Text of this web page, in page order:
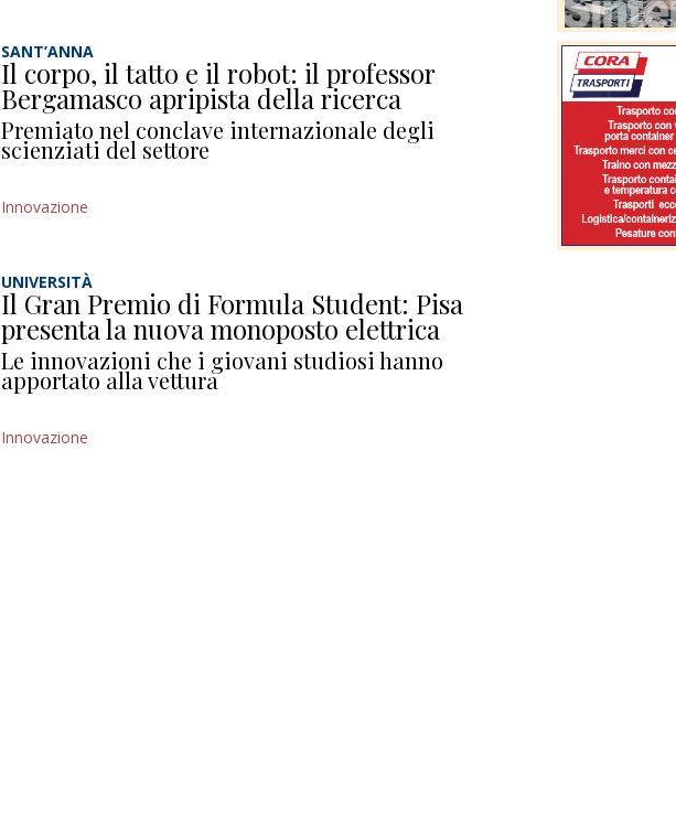
SANT’ANNA
Il corpo, il tatto e il robot: il professor
Bergamasco apripista della ricerca
Premiato nel conclave internazionale degli
scienziati del settore
Innovazione
UNIVERSITÀ
Il Gran Premio di Formula Student: Pisa
presenta la nuova monoposto elettrica
Le innovazioni che i giovani studiosi hanno
apportato alla vettura
Innovazione